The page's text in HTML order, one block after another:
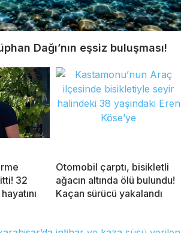
Dağı’nın eşsiz buluşması!
32
Otomobil çarptı, bisikletli
ağacın altında ölü bulundu!
Kaçan sürücü yakalandı